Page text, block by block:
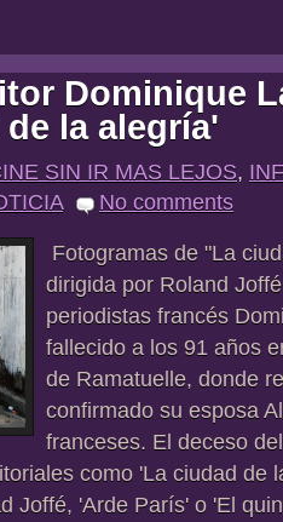
Dominique
la alegría'
SIN IR MAS LEJOS,
No comments
Fotogramas de "La
dirigida por Roland
periodistas francés
fallecido a los 91 años
de Ramatuelle, donde
confirmado su esposa
franceses. El deceso
como 'La ciudad de
Joffé, 'Arde París' o 'El